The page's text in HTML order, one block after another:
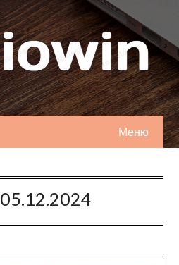
Меню
05.12.2024